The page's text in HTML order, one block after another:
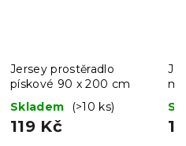
Jersey prostěradlo
pískové 90 x 200 cm
Skladem
(>10 ks)
119 Kč